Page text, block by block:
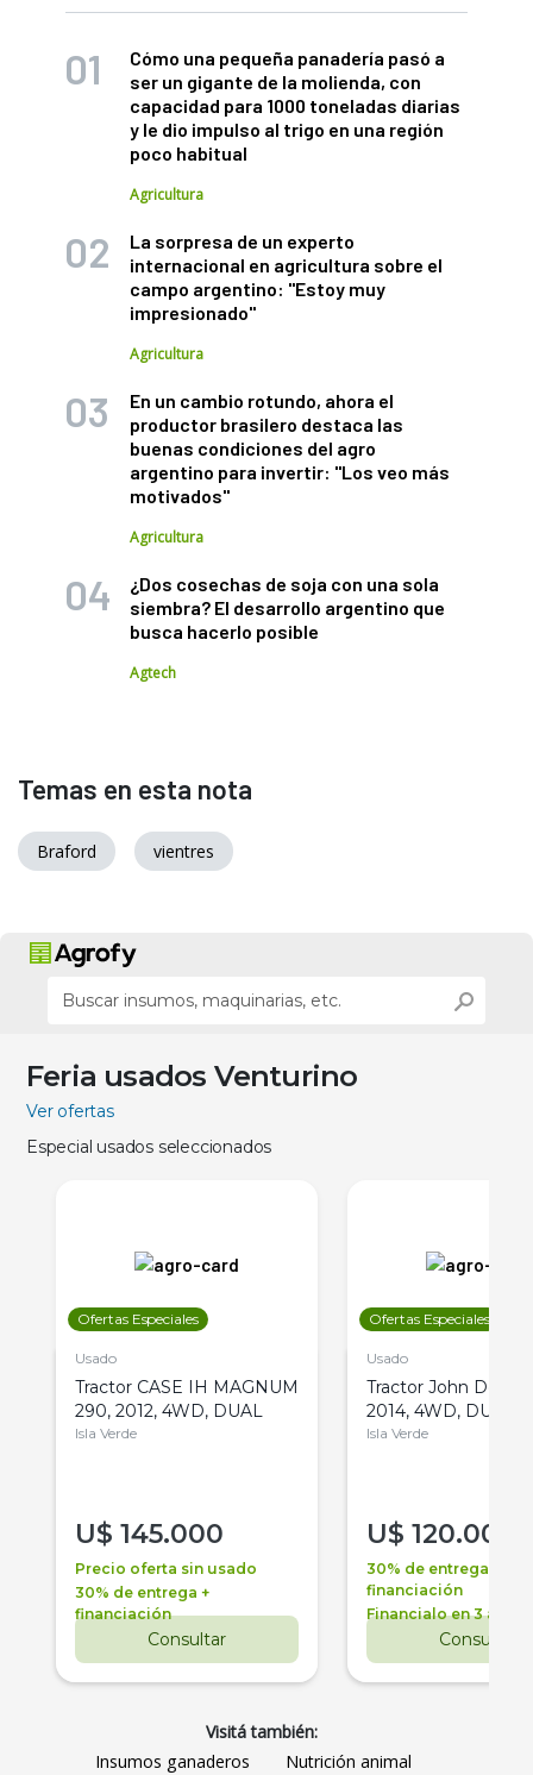
Cómo una pequeña panadería pasó a
ser un gigante de la molienda, con
capacidad para 1000 toneladas diarias
y le dio impulso al trigo en una región
poco habitual
Agricultura
La sorpresa de un experto
internacional en agricultura sobre el
campo argentino: "Estoy muy
impresionado"
Agricultura
En un cambio rotundo, ahora el
productor brasilero destaca las
buenas condiciones del agro
argentino para invertir: "Los veo más
motivados"
Agricultura
¿Dos cosechas de soja con una sola
siembra? El desarrollo argentino que
busca hacerlo posible
Agtech
Temas en esta nota
Braford vientres
Feria usados Venturino
Ver ofertas
Especial usados seleccionados
Ofertas Especiales
Usado
Tractor CASE IH MAGNUM
290, 2012, 4WD, DUAL
Isla Verde
U$ 145.000
Precio oferta sin usado
30% de entrega +
financiación
Consultar
Ofertas Especiales
Usado
Tractor John Deere
2014, 4WD, DUAL
Isla Verde
U$ 120.000
30% de entrega +
financiación
Financialo en 3 años
Consultar
Visitá también:
Insumos ganaderos
Nutrición animal